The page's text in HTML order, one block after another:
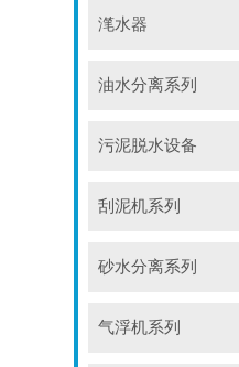
滗水器
油水分离系列
污泥脱水设备
刮泥机系列
砂水分离系列
气浮机系列